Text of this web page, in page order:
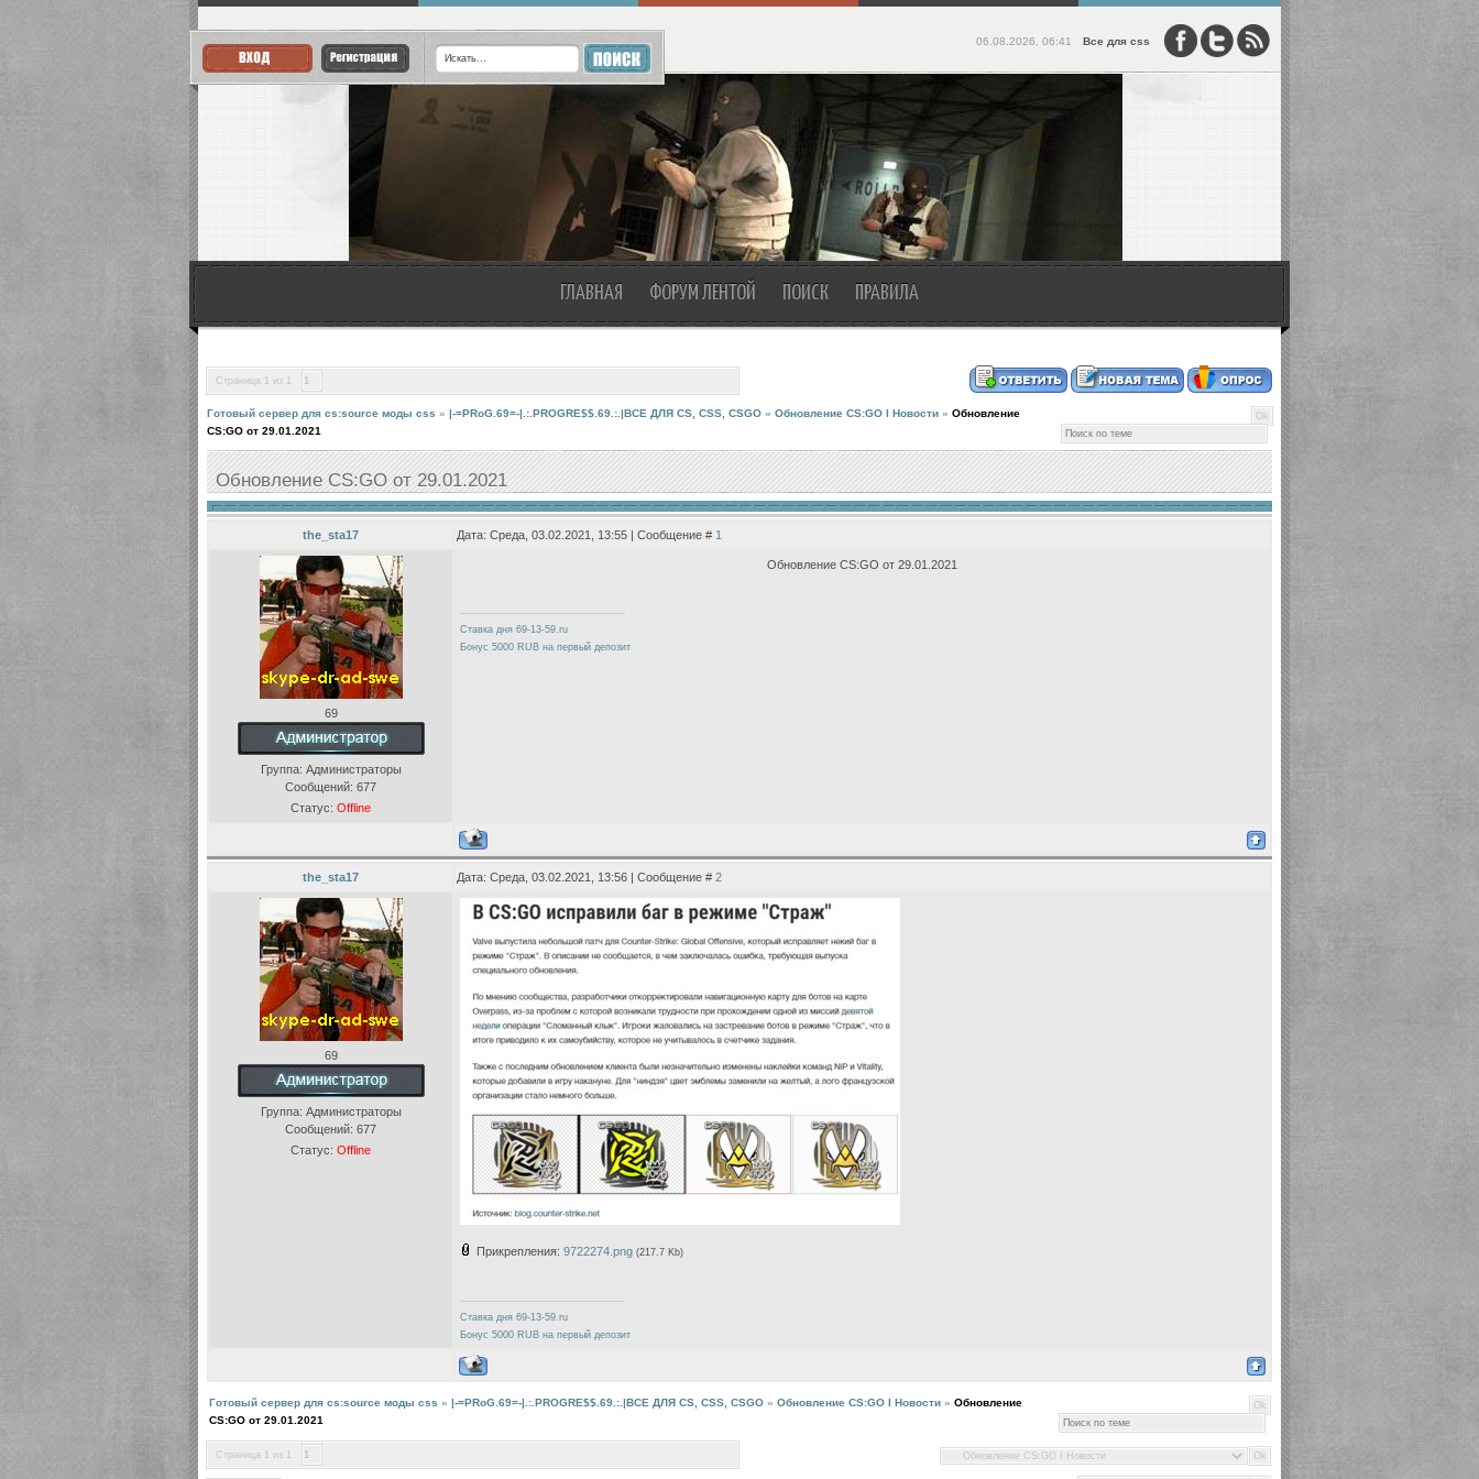
06.08.2026, 06:41 Все для css
ГЛАВНАЯ ФОРУМ ЛЕНТОЙ ПОИСК ПРАВИЛА
Страница 1 из 1 1
Готовый сервер для cs:source моды css » |-=PRoG.69=-|.:.PROGRE$$.69.:.|ВСЕ ДЛЯ CS, CSS, CSGO » Обновление CS:GO I Новости » Обновление
CS:GO от 29.01.2021
Обновление CS:GO от 29.01.2021
the_sta17 Дата: Среда, 03.02.2021, 13:55 | Сообщение # 1
69
Группа: Администраторы
Сообщений: 677
Статус: Offline
Обновление CS:GO от 29.01.2021
Ставка дня 69-13-59.ru
Бонус 5000 RUB на первый депозит
the_sta17 Дата: Среда, 03.02.2021, 13:56 | Сообщение # 2
69
Группа: Администраторы
Сообщений: 677
Статус: Offline
Прикрепления: 9722274.png (217.7 Kb)
Ставка дня 69-13-59.ru
Бонус 5000 RUB на первый депозит
Готовый сервер для cs:source моды css » |-=PRoG.69=-|.:.PROGRE$$.69.:.|ВСЕ ДЛЯ CS, CSS, CSGO » Обновление CS:GO I Новости » Обновление
CS:GO от 29.01.2021
Страница 1 из 1 1